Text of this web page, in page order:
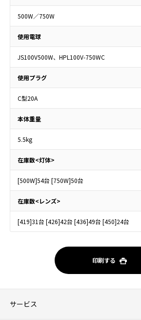
500W／750W
使用電球
JS100V500W、HPL100V-750WC
使用プラグ
C型20A
本体重量
5.5kg
在庫数<灯体>
[500W]54台 [750W]50台
在庫数<レンズ>
[419]31台 [426]42台 [436]49台 [450]24台
印刷する
サービス